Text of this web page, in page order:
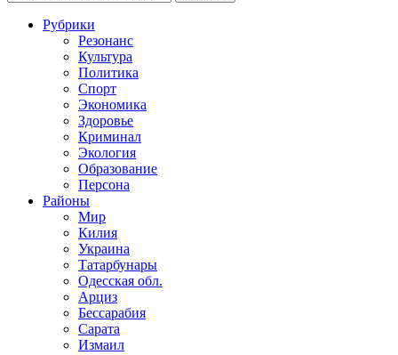
Рубрики
Резонанс
Культура
Политика
Спорт
Экономика
Здоровье
Криминал
Экология
Образование
Персона
Районы
Мир
Килия
Украина
Татарбунары
Одесская обл.
Арциз
Бессарабия
Сарата
Измаил